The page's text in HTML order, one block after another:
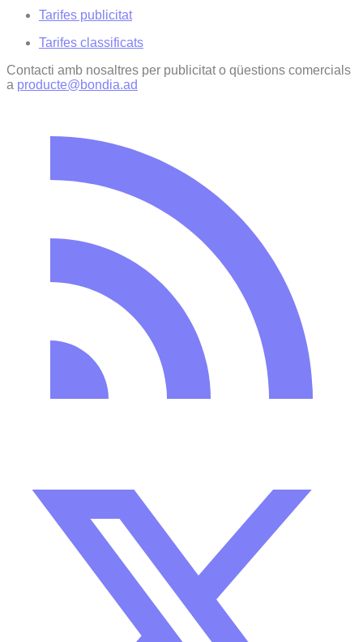
Tarifes publicitat
Tarifes classificats
Contacti amb nosaltres per publicitat o qüestions comercials
a producte@bondia.ad